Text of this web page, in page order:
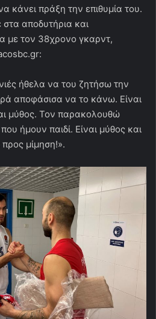
κάνει πράξη την επιθυμία του.
αποδυτήρια και
με τον 38χρονο γκαρντ,
ήθελα να του ζητήσω την
αποφάσισα να το κάνω. Είναι
μύθος. Τον παρακολουθώ
ήμουν παιδί. Είναι μύθος και
μίμηση!».